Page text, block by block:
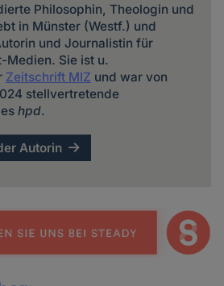
Philosophin, Theologin und
in Münster (Westf.) und
und Journalistin für
Medien. Sie ist u.
Zeitschrift MIZ und war von
stellvertretende
hpd.
Autorin